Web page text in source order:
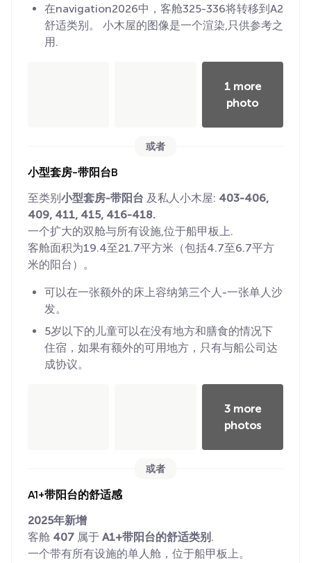
在navigation2026中，客舱325-336将转移到A2
舒适类别。 小木屋的图像是一个渲染,只供参考之
用.
1 more
photo
或者
小型套房-带阳台B
至类别小型套房-带阳台 及私人小木屋: 403-406,
409, 411, 415, 416-418.
一个扩大的双舱与所有设施,位于船甲板上.
客舱面积为19.4至21.7平方米（包括4.7至6.7平方
米的阳台）。
可以在一张额外的床上容纳第三个人-一张单人沙
发。
5岁以下的儿童可以在没有地方和膳食的情况下
住宿，如果有额外的可用地方，只有与船公司达
成协议。
3 more
photos
或者
A1+带阳台的舒适感
2025年新增
客舱 407 属于 A1+带阳台的舒适类别 .
一个带有所有设施的单人舱，位于船甲板上。